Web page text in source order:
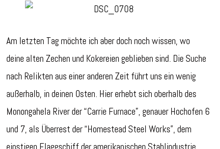
Am letzten Tag möchte ich aber doch noch wissen, wo
deine alten Zechen und Kokereien geblieben sind. Die Suche
nach Relikten aus einer anderen Zeit führt uns ein wenig
außerhalb, in deinen Osten. Hier erhebt sich oberhalb des
Monongahela River der “Carrie Furnace”, genauer Hochofen 6
und 7, als Überrest der “Homestead Steel Works”, dem